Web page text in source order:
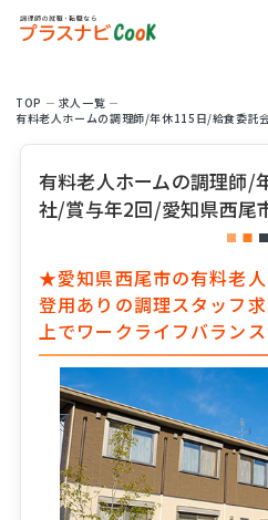
TOP
求⼈⼀覧
有料老人ホームの調理師/年休115日/給食委託
有料老人ホームの調理師/
社/賞与年2回/愛知県西尾
★愛知県西尾市の有料老
登用ありの調理スタッフ
上でワークライフバラン